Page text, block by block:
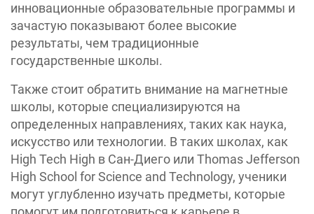
инновационные образовательные программы и
зачастую показывают более высокие
результаты, чем традиционные
государственные школы.
Также стоит обратить внимание на магнетные
школы, которые специализируются на
определенных направлениях, таких как наука,
искусство или технологии. В таких школах, как
High Tech High в Сан-Диего или Thomas Jefferson
High School for Science and Technology, ученики
могут углубленно изучать предметы, которые